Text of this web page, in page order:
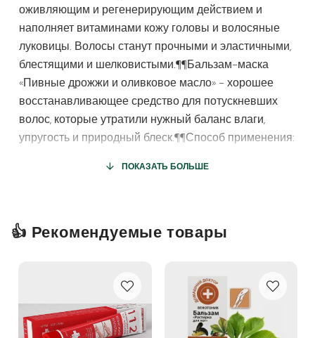
оживляющим и регенерирующим действием и
наполняет витаминами кожу головы и волосяные
луковицы. Волосы станут прочными и эластичными,
блестящими и шелковистыми.¶¶Бальзам-маска
«Пивные дрожжи и оливковое масло» - хорошее
восстанавливающее средство для потускневших
волос, которые утратили нужный баланс влаги,
упругость и природный блеск.¶¶Способ применения:
волосам от корней до кончиков, смыть водой. Не
ПОКАЗАТЬ БОЛЬШЕ
👍 Рекомендуемые товары